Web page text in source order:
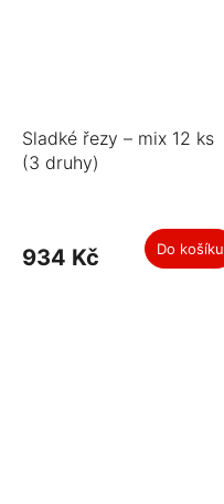
Sladké řezy – mix 12 ks
(3 druhy)
934 Kč Do košíku